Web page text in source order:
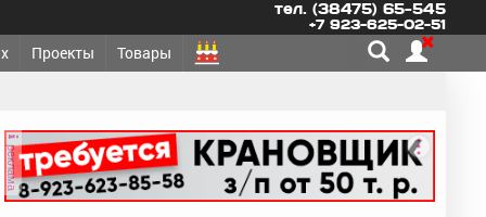
тел. (38475) 65-545
+7 923-625-02-51
Проекты Товары
реклама